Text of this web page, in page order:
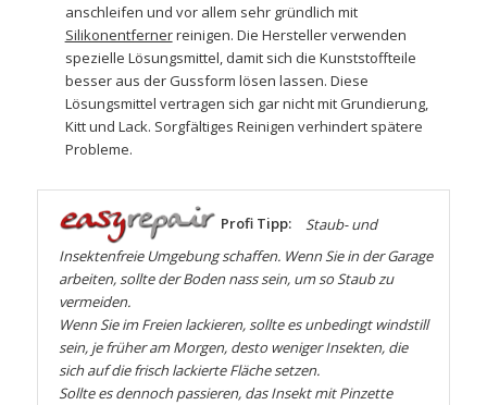
anschleifen und vor allem sehr gründlich mit
Silikonentfernerreinigen. Die Hersteller verwenden
spezielle Lösungsmittel, damit sich die Kunststoffteile
besser aus der Gussform lösen lassen. Diese
Lösungsmittel vertragen sich gar nicht mit Grundierung,
Kitt und Lack. Sorgfältiges Reinigen verhindert spätere
Probleme.
Profi Tipp:
Staub- und
Insektenfreie Umgebung schaffen. Wenn Sie in der Garage
arbeiten, sollte der Boden nass sein, um so Staub zu
vermeiden.
Wenn Sie im Freien lackieren, sollte es unbedingt windstill
sein, je früher am Morgen, desto weniger Insekten, die
sich auf die frisch lackierte Fläche setzen.
Sollte es dennoch passieren, das Insekt mit Pinzette